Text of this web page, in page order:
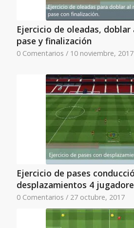
Ejercicio de oleadas,
pase y finalización
0 Comentarios / 10 noviembre, 2017
Ejercicio de pases
desplazamientos 4
0 Comentarios / 27 octubre, 2017